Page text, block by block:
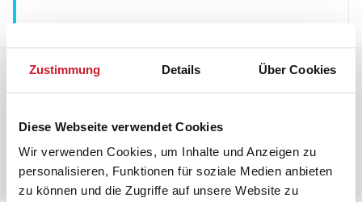
Zustimmung Details Über Cookies
Diese Webseite verwendet Cookies
Wir verwenden Cookies, um Inhalte und Anzeigen zu
personalisieren, Funktionen für soziale Medien anbieten
zu können und die Zugriffe auf unsere Website zu
Raumaufteilung
Manchmal befinden sich aber unter den Bildern des
Ferienhauses Informationen zur Raumaufteilung.